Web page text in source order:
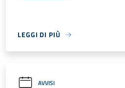
LEGGI DI PIÙ
AVVISI